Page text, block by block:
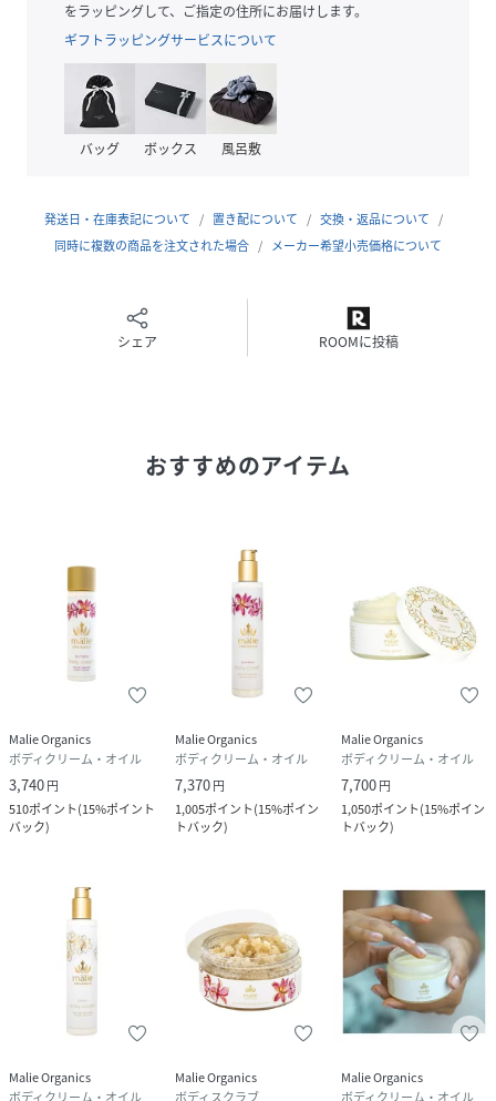
上品で優雅に洗練された香りをお届けします。
使用方法：適量を手にとり優しい手加減で円を描くように、
全身に馴染ませてください。 濡れた肌にも乾いた肌にも伸び
がよく、バターのように肌に溶け込み、ローションよりも保
湿効果が長持ちします。
性別タイプ ユニセックス
ﾌﾘｰ
広告文責
販売元：楽天グループ株式会社
＜お電話でのお問い合わせ＞
固定電話からのお問い合わせ
0120-542-065（フリーダイヤル）
携帯・公衆電話からのお問い合わせ
050-5577-7001（有料）
＜カスタマーセンター営業時間＞
営業時間：9時～18時
をラッピングして、ご指定の住所にお届けします。
ギフトラッピングサービスについて
バッグ ボックス 風呂敷
発送日・在庫表記について 置き配について
交換・返品について
同時に複数の商品を注文された場合
メーカー希望小売価格について
シェア ROOMに投稿
おすすめのアイテム
Malie Organics
ボディクリーム・オイル
3,740円
510ポイント(15%ポイント
バック)
Malie Organics
ボディクリーム・オイル
7,370円
1,005ポイント(15%ポイン
トバック)
Malie Organics
ボディクリーム・オイル
7,700円
1,050ポイント(15%ポイン
トバック)
Malie Organics
ボディクリーム・オイル
Malie Organics
ボディスクラブ
Malie Organics
ボディクリーム・オイル